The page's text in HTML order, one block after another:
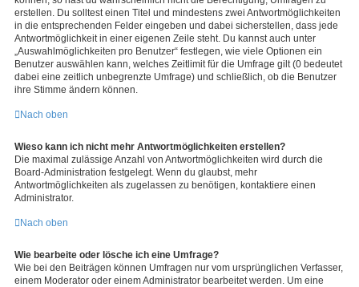
erstellen. Du solltest einen Titel und mindestens zwei Antwortmöglichkeiten
in die entsprechenden Felder eingeben und dabei sicherstellen, dass jede
Antwortmöglichkeit in einer eigenen Zeile steht. Du kannst auch unter
„Auswahlmöglichkeiten pro Benutzer“ festlegen, wie viele Optionen ein
Benutzer auswählen kann, welches Zeitlimit für die Umfrage gilt (0 bedeutet
dabei eine zeitlich unbegrenzte Umfrage) und schließlich, ob die Benutzer
ihre Stimme ändern können.
Nach oben
Wieso kann ich nicht mehr Antwortmöglichkeiten erstellen?
Die maximal zulässige Anzahl von Antwortmöglichkeiten wird durch die
Board-Administration festgelegt. Wenn du glaubst, mehr
Antwortmöglichkeiten als zugelassen zu benötigen, kontaktiere einen
Administrator.
Nach oben
Wie bearbeite oder lösche ich eine Umfrage?
Wie bei den Beiträgen können Umfragen nur vom ursprünglichen Verfasser,
einem Moderator oder einem Administrator bearbeitet werden. Um eine